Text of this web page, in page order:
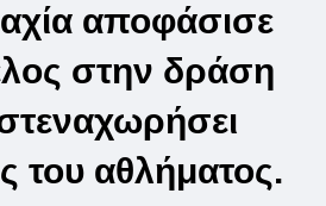
αποφάσισε
στην δράση
του αθλήματος.